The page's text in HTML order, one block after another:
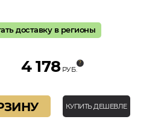
доставку в регионы
4 178 РУБ.
КУПИТЬ ДЕШЕВЛЕ